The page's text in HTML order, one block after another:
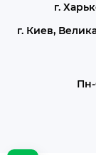
г.
г. Киев,
Пн-